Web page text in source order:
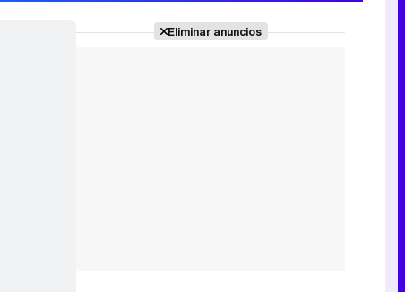
Eliminar anuncios